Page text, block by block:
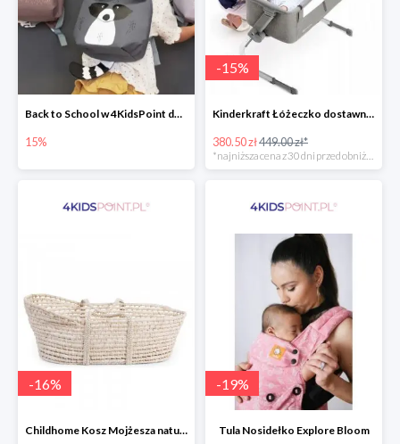
Back to School w 4KidsPoint do -15%
15%
-15%
Kinderkraft Łóżeczko dostawne aluminiowe Uno 2w1
380.50 zł449.00 zł*
*najniższa cena z 30 dni przed obniżką
-16%
Childhome Kosz Mojżesza natural
-19%
Tula Nosidełko Explore Bloom